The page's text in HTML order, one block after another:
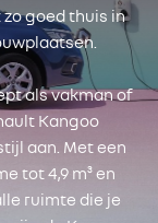
goed thuis in
als vakman of
Kangoo
aan. Met een
tot 4,9 m³ en
ruimte die je